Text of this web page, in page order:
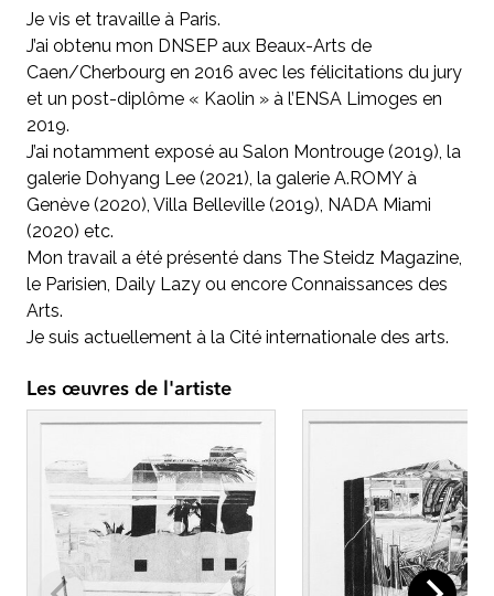
Je vis et travaille à Paris.
J’ai obtenu mon DNSEP aux Beaux-Arts de
Caen/Cherbourg en 2016 avec les félicitations du jury
et un post-diplôme « Kaolin » à l’ENSA Limoges en
2019.
J’ai notamment exposé au Salon Montrouge (2019), la
galerie Dohyang Lee (2021), la galerie A.ROMY à
Genève (2020), Villa Belleville (2019), NADA Miami
(2020) etc.
Mon travail a été présenté dans The Steidz Magazine,
le Parisien, Daily Lazy ou encore Connaissances des
Arts.
Je suis actuellement à la Cité internationale des arts.
Les œuvres de l'artiste